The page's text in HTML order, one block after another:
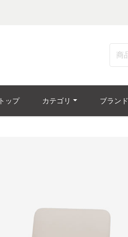
トップ カテゴリ ブランド